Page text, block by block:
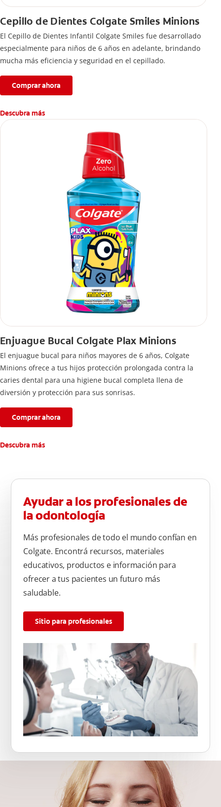
Cepillo de Dientes Colgate Smiles Minions
El Cepillo de Dientes Infantil Colgate Smiles fue desarrollado
especialmente para niños de 6 años en adelante, brindando
mucha más eficiencia y seguridad en el cepillado.
Comprar ahora
Descubra más
Enjuague Bucal Colgate Plax Minions
El enjuague bucal para niños mayores de 6 años, Colgate
Minions ofrece a tus hijos protección prolongada contra la
caries dental para una higiene bucal completa llena de
diversión y protección para sus sonrisas.
Comprar ahora
Descubra más
Ayudar a los profesionales de
la odontología
Más profesionales de todo el mundo confían en
Colgate. Encontrá recursos, materiales
educativos, productos e información para
ofrecer a tus pacientes un futuro más
saludable.
Sitio para profesionales